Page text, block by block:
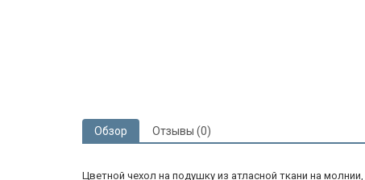
Обзор Отзывы (0)
Цветной чехол на подушку из атласной ткани на